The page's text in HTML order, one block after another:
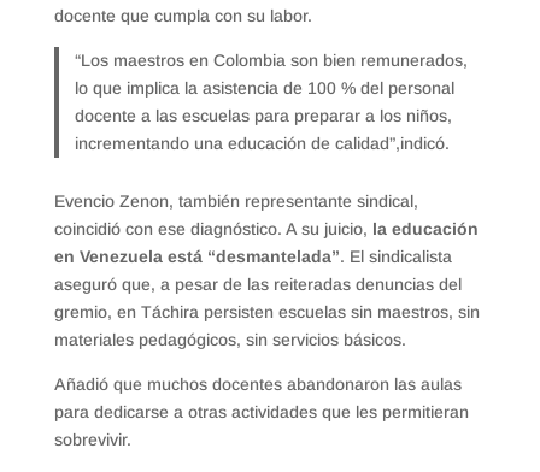
docente que cumpla con su labor.
“Los maestros en Colombia son bien remunerados,
lo que implica la asistencia de 100 % del personal
docente a las escuelas para preparar a los niños,
incrementando una educación de calidad”,indicó.
Evencio Zenon, también representante sindical,
coincidió con ese diagnóstico. A su juicio, la educación
en Venezuela está “desmantelada”. El sindicalista
aseguró que, a pesar de las reiteradas denuncias del
gremio, en Táchira persisten escuelas sin maestros, sin
materiales pedagógicos, sin servicios básicos.
Añadió que muchos docentes abandonaron las aulas
para dedicarse a otras actividades que les permitieran
sobrevivir.